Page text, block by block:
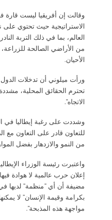
وقالت إن أفريقيا ليست قارة
الاستراتيجية حيث تحتوي
من الأراضي الصالحة
الأحيان.
ورأت ميلوني أن تدخلات الدول
تحترم الحقائق المحلية،
الاتجاه”.
وشددت على رغبة إيطاليا
للتعاون قادر على التعاون مع
من النمو والازدهار بفضل
واعتبرت رئيسة الوزراء
إعلان حرب عالمية لا هوادة
مضيفة أن أي “منظمة” لديها في
بكرامة وقيمة الإنسان” لا
مواجهة هذه المذبحة”.